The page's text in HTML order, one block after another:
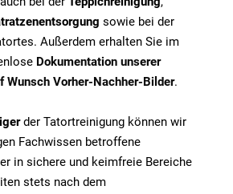
sowie bei der
Außerdem erhalten Sie im
Dokumentation unserer
Wunsch Vorher-Nachher-Bilder.
der Tatortreinigung können wir
Fachwissen betroffene
in sichere und keimfreie Bereiche
stets nach dem